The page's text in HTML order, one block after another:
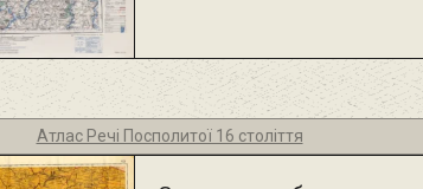
Атлас Речі Посполитої 16 століття